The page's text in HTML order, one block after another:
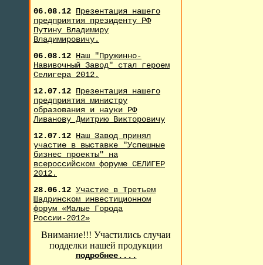
06.08.12 Презентация нашего
предприятия президенту РФ
Путину Владимиру
Владимировичу.
06.08.12 Наш "Пружинно-
Навивочный Завод" стал героем
Селигера 2012.
12.07.12 Презентация нашего
предприятия министру
образования и науки РФ
Ливанову Дмитрию Викторовичу
12.07.12 Наш Завод принял
участие в выставке "Успешные
бизнес проекты" на
всероссийском форуме СЕЛИГЕР
2012.
28.06.12 Участие в Третьем
Шадринском инвестиционном
форум «Малые Города
России-2012»
Внимание!!! Участились случаи
подделки нашей продукции
подробнее....